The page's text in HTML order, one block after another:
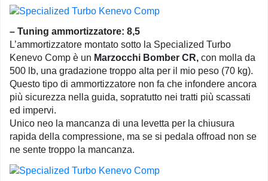
– Tuning ammortizzatore: 8,5
L’ammortizzatore montato sotto la Specialized Turbo
Kenevo Comp è un Marzocchi Bomber CR, con molla da
500 lb, una gradazione troppo alta per il mio peso (70 kg).
Questo tipo di ammortizzatore non fa che infondere ancora
più sicurezza nella guida, sopratutto nei tratti più scassati
ed impervi.
Unico neo la mancanza di una levetta per la chiusura
rapida della compressione, ma se si pedala offroad non se
ne sente troppo la mancanza.